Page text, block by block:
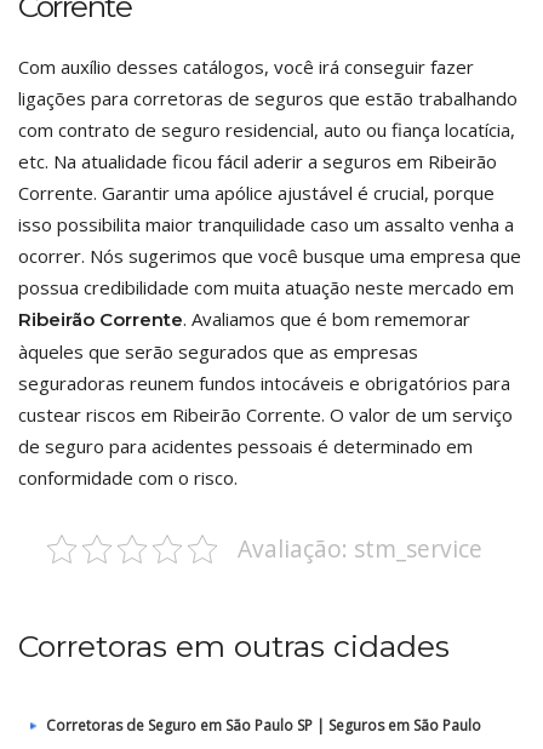
Com auxílio desses catálogos, você irá conseguir fazer
ligações para corretoras de seguros que estão trabalhando
com contrato de seguro residencial, auto ou fiança locatícia,
etc. Na atualidade ficou fácil aderir a seguros em Ribeirão
Corrente. Garantir uma apólice ajustável é crucial, porque
isso possibilita maior tranquilidade caso um assalto venha a
ocorrer. Nós sugerimos que você busque uma empresa que
possua credibilidade com muita atuação neste mercado em
Ribeirão Corrente. Avaliamos que é bom rememorar
àqueles que serão segurados que as empresas
seguradoras reunem fundos intocáveis e obrigatórios para
custear riscos em Ribeirão Corrente. O valor de um serviço
de seguro para acidentes pessoais é determinado em
conformidade com o risco.
Avaliação: stm_service
Corretoras em outras cidades
Corretoras de Seguro em São Paulo SP | Seguros em São Paulo